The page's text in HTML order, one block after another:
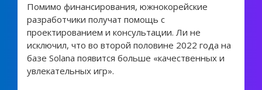
Помимо финансирования, южнокорейские
разработчики получат помощь с
проектированием и консультации. Ли не
исключил, что во второй половине 2022 года на
базе Solana появится больше «качественных и
увлекательных игр».